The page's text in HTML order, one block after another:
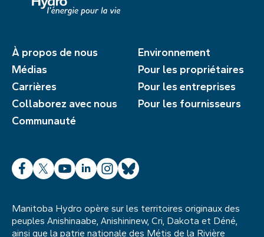
À propos de nous
Médias
Carrières
Collaborez avec nous
Communauté
Environnement
Pour les propriétaires
Pour les entreprises
Pour les fournisseurs
Facebook
X YouTube
LinkedInInstagram
Bluesky
Manitoba Hydro opère sur les territoires originaux des
peuples Anishinaabe, Anishininew, Cri, Dakota et Déné,
ainsi que la patrie nationale des Métis de la Rivière